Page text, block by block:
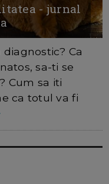
- jurnal
Ca
sa-ti se
Cum sa iti
ca totul va fi